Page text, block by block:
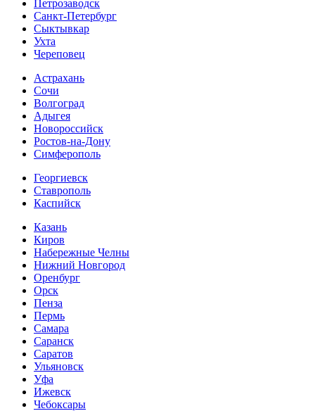
Петрозаводск
Санкт-Петербург
Сыктывкар
Ухта
Череповец
Астрахань
Сочи
Волгоград
Адыгея
Новороссийск
Ростов-на-Дону
Симферополь
Георгиевск
Ставрополь
Каспийск
Казань
Киров
Набережные Челны
Нижний Новгород
Оренбург
Орск
Пенза
Пермь
Самара
Саранск
Саратов
Ульяновск
Уфа
Ижевск
Чебоксары